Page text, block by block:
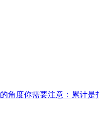
度你需要注意：累计